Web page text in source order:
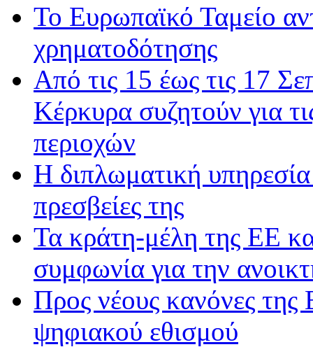
Το Ευρωπαϊκό Ταμείο
χρηματοδότησης
Από τις 15 έως τις 17
Κέρκυρα συζητούν για
περιοχών
Η διπλωματική
πρεσβείες της
Τα κράτη-μέλη της ΕΕ
συμφωνία για την
Προς νέους κανόνες της
ψηφιακού εθισμού